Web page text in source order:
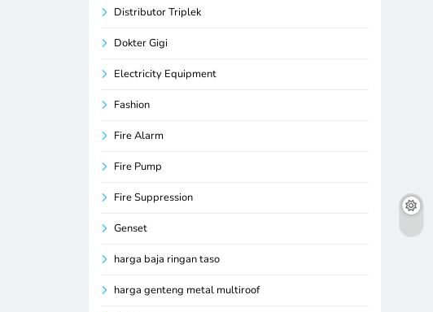
Distributor Triplek
Dokter Gigi
Electricity Equipment
Fashion
Fire Alarm
Fire Pump
Fire Suppression
Genset
harga baja ringan taso
harga genteng metal multiroof